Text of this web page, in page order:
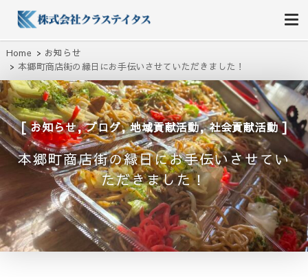
株式会社クラステイタス
地域のコミュニティーを大切にする企業
Home
お知らせ
本郷町商店街の縁日にお手伝いさせていただきました！
お知らせ,ブログ,地域貢献活動,社会貢献活動
本郷町商店街の縁日にお手伝いさせてい
ただきました！